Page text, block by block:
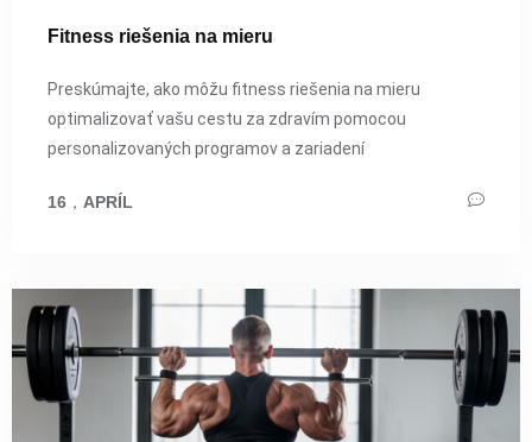
Fitness riešenia na mieru
Preskúmajte, ako môžu fitness riešenia na mieru
optimalizovať vašu cestu za zdravím pomocou
personalizovaných programov a zariadení
16 ， APRÍL